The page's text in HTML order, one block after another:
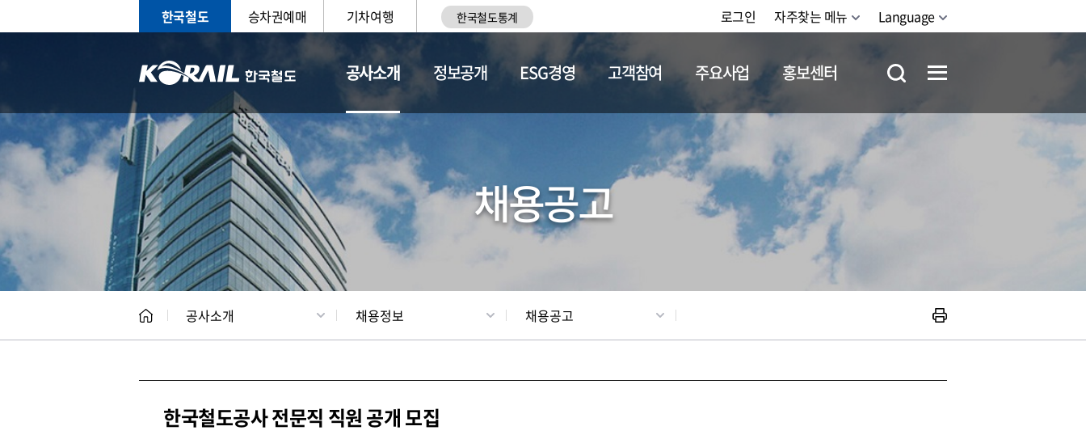
한국철도 승차권예매 기차여행 한국철도통계 로그인 자주찾는 메뉴 Language
공사소개
CEO 일반현황 채용정보
정보공개 ESG경영 고객참여 주요사업 홍보센터
채용공고
공사소개 채용정보 채용공고
한국철도공사 전문직 직원 공개 모집